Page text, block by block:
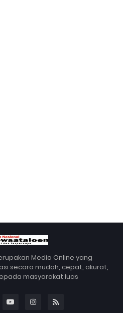
Media Online yang
secara mudah, cepat, akurat,
masyarakat luas